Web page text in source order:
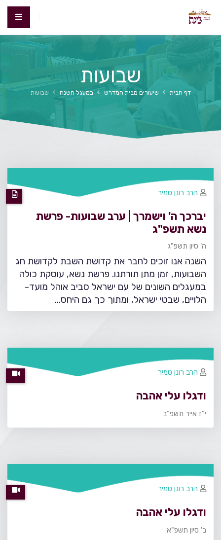
שבועות
דף הבית שיעורים מבית המדרש במעגל השנה שבועות
יברכך ה' וישמרך | ערב שבועות- פרשת
נשא תשפ"ג
ה' סיון תשפ"ג
השנה אנו זוכים לחבר את קדושת השבת לקדושת חג
השבועות, זמן מתן תורתנו. פרשת נשא, עוסקת כולה
במעגלים השונים של עם ישראל סביב אוהל מועד-
הלויים, שבטי ישראל, ומתוך כך גם היחס…
הרב רונן טמיר
ודגלו עלי אהבה
י"ז אייר תשפ"ב
הרב רונן טמיר
ודגלו עלי אהבה
ב' סיון תשפ"א
הרב רונן טמיר